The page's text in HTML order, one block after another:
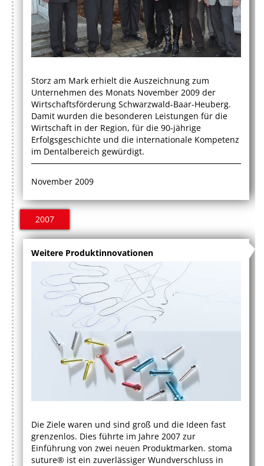
Storz am Mark erhielt die Auszeichnung zum
Unternehmen des Monats November 2009 der
Wirtschaftsförderung Schwarzwald-Baar-Heuberg.
Damit wurden die besonderen Leistungen für die
Wirtschaft in der Region, für die 90-jährige
Erfolgsgeschichte und die internationale Kompetenz
im Dentalbereich gewürdigt.
November 2009
2007
Weitere Produktinnovationen
Die Ziele waren und sind groß und die Ideen fast
grenzenlos. Dies führte im Jahre 2007 zur
Einführung von zwei neuen Produktmarken. stoma
suture® ist ein zuverlässiger Wundverschluss in